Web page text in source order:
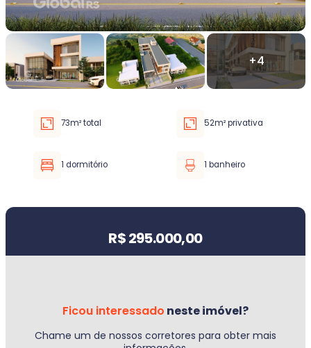
Faixa de valor
30.000,00até5.000.000,00 ou +
73m² total 52m² privativa
1 dormitório 1 banheiro
R$ 295.000,00
Ficou interessado neste imóvel?
Chame um de nossos corretores para obter mais